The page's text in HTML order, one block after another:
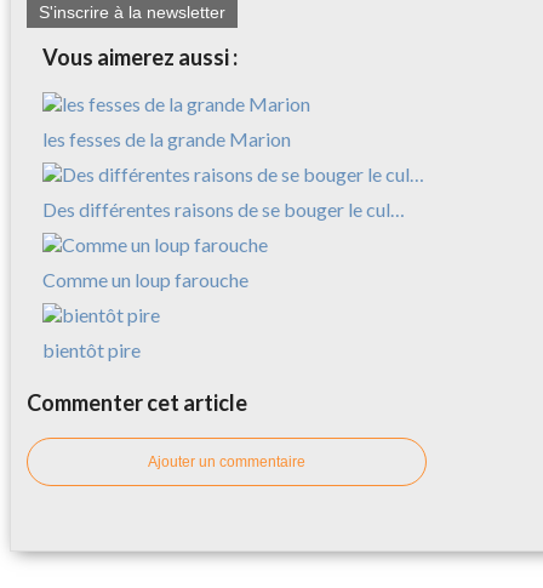
S'inscrire à la newsletter
Vous aimerez aussi :
les fesses de la grande Marion
Des différentes raisons de se bouger le cul…
Comme un loup farouche
bientôt pire
Commenter cet article
Ajouter un commentaire